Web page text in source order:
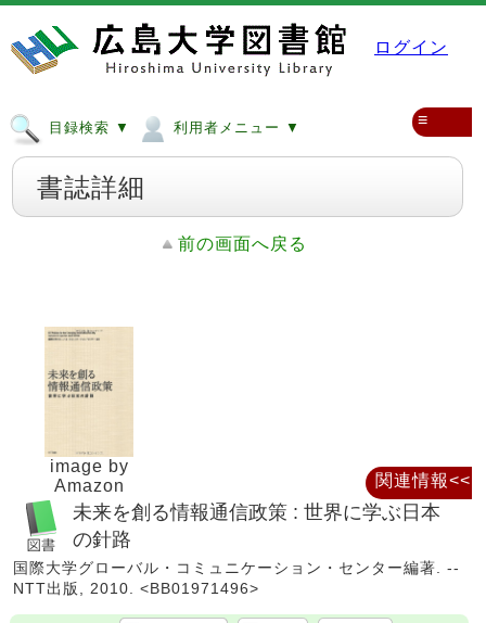
ログイン
目録検索 ▼ 利用者メニュー ▼ ≡
書誌詳細
前の画面へ戻る
image by
Amazon
未来を創る情報通信政策 : 世界に学ぶ日本
の針路
国際大学グローバル・コミュニケーション・センター編著. --
NTT出版, 2010. <BB01971496>
関連情報<<